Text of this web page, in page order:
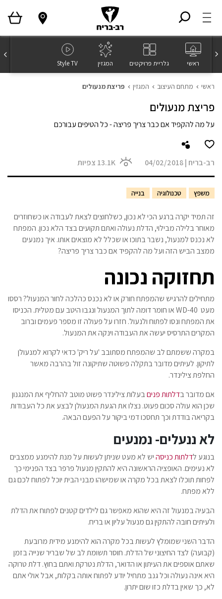
ראשי גלריית פרויקטים המגזין Style TV
ראשי מתחם העיצוב המגזין פריצת מנעולים
פריצת מנעולים
על מה להקפיד אם כבר צריך פריצה - כל הטיפים עבורכם
רב-בריח |
04/02/2018
13.1K צפיות
משפץ טכנולוגיה בנייה
זה תמיד יקרה ברגע הכי לא נכון, כשלחוצים לצאת לעבודה או כשחוזרים
מאוחר בלילה מבילוי, הדלת נעולה ואתם תקועים בצד הלא נכון. המפתח
לא נכנס למנעול, נשבר בתוכו או שכלל לא מוצאים אותו. איך נמנעים
ממצב הביש הזה ועל מה להקפיד אם כבר צריך פריצה?
תחזוקה נכונה
מתחילים להרגיש שהמפתח חורק או לא נכנס כהלכה לחור המנעול? רססו
מעט WD-40או חומר דומה לתוך המנעול ונגבו היטב עם מטלית. הכניסו
את המפתח ונסו לפתוח ולנעול. חזרו על פעולה זו מספר פעמים וברוב
המקרים התרסיס יעשה את העבודה וינקה את המנעול.
במקרה ששמתם לב שהמפתח מסתובב 'על ריק' כדאי לקרוא למנעולן
לתיקון. לעיתים מדובר בתקלה פשוטה שתיקונה זול בהרבה מאשר
החלפת צילינדר.
אם מדובר בדלתות פניםבעלות צילינדר פשוט מוטב להחליף את המנגנון
שכן הוא עולה סכום פעוט. נצלו את הגעת המנעולן לבצע את כל העבודות
בקריאה בודדת וכך תחסכו דמי ביקור על הפעם הבאה.
לא ננעלים- נמנעים
בנוגע לדלתות כניסהיש לא מעט שניתן לעשות על מנת להימנע ממצבים
לא נעימים. האופציה הראשונה היא להתקין מנעול פרפר בצד הפנימי כך
לפחות תוכלו לצאת בכל מקרה או שמישהו מבני הבית יוכל לפתוח לכם גם
ללא מפתח.
הבעיה במנעול זה היא שהוא מאפשר גם לילדים קטנים לפתוח את הדלת
ולעיתים חובה להתקין גם מנעול עליון או בריח.
הדבר השני שמומלץ לעשות בכל מקרה הוא להימנע מידית מרובעת
(קבועה) לצד החיצוני של הדלת. חוסר תשומת לב של שבריר שנייה בזמן
שאתם אוספים את העיתון או הדואר, הדלת נטרקת ואתם בחוץ. דלת טרוקה
היא אינה נעולה וכל גנב מתחיל יודע לפתוח אותה בקלות, אבל אולי אתם
לא, כך שאין בדלת כזו שום יתרון.